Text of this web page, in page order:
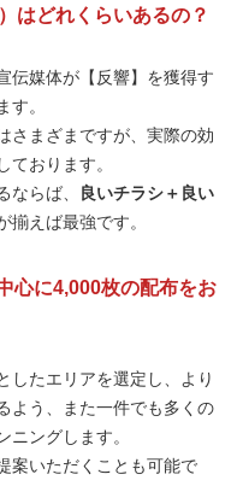
はどれくらいあるの？
伝媒体が【反響】を獲得す
。
さまざまですが、実際の効
おります。
ならば、
良いチラシ＋良い
揃えば最強です。
心に4,000枚の配布をお
したエリアを選定し、より
よう、また一件でも多くの
ニングします。
案いただくことも可能で